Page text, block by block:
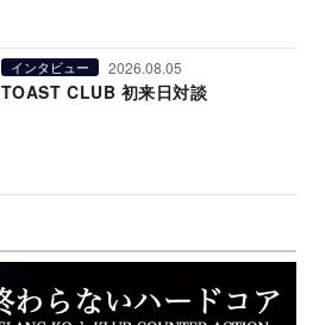
インタビュー 2026.08.05
TOAST CLUB 初来日対談